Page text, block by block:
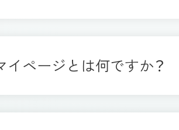
イページとは何ですか？